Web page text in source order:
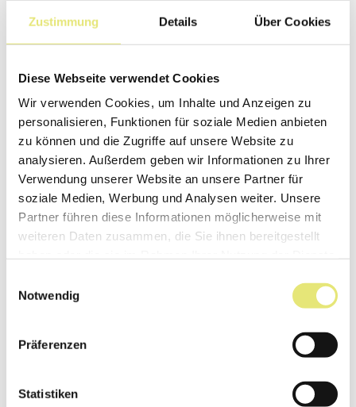
Zustimmung Details Über Cookies
Diese Webseite verwendet Cookies
Wir verwenden Cookies, um Inhalte und Anzeigen zu
personalisieren, Funktionen für soziale Medien anbieten
zu können und die Zugriffe auf unsere Website zu
analysieren. Außerdem geben wir Informationen zu Ihrer
Verwendung unserer Website an unsere Partner für
soziale Medien, Werbung und Analysen weiter. Unsere
Partner führen diese Informationen möglicherweise mit
weiteren Daten zusammen, die Sie ihnen bereitgestellt
Notwendig
Präferenzen
Statistiken
Unter der Leitung von Küchenchef Lovro
kunstvoll zubereitete Gerichte, die durch
Präsentation überzeugen. An seiner Seite
steht Sushi-Meister Yukta Bahadur, der mit
Erfahrungen aus 1- und 2-Sterne-Michelin-
Restaurants für exzellente Sushi-
Kreationen sorgt.
Kontakt
Städtle 29